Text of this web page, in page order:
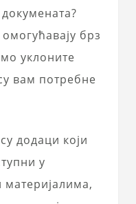
брз
уклоните
вам потребне
додаци који
у